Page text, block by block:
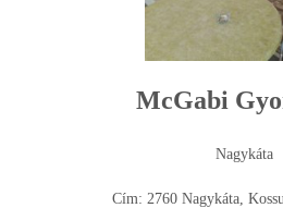
McGabi
Nagykáta
Cím: 2760 Nagykáta,